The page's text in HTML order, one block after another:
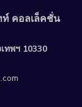
ท์ คอลเล็คชั่น
ทพฯ 10330